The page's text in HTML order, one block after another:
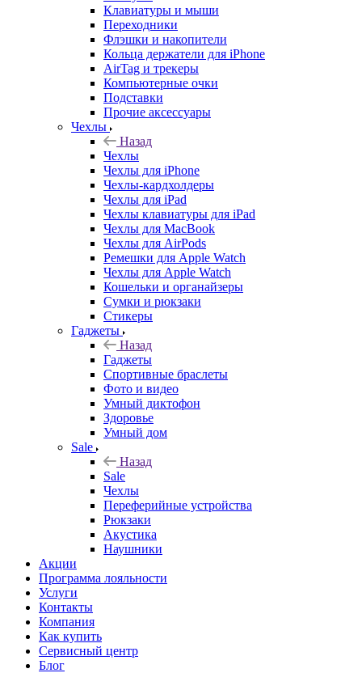
Клавиатуры и мыши
Переходники
Флэшки и накопители
Кольца держатели для iPhone
AirTag и трекеры
Компьютерные очки
Подставки
Прочие аксессуары
Чехлы
Назад
Чехлы
Чехлы для iPhone
Чехлы-кардхолдеры
Чехлы для iPad
Чехлы клавиатуры для iPad
Чехлы для MacBook
Чехлы для AirPods
Ремешки для Apple Watch
Чехлы для Apple Watch
Кошельки и органайзеры
Сумки и рюкзаки
Стикеры
Гаджеты
Назад
Гаджеты
Спортивные браслеты
Фото и видео
Умный диктофон
Здоровье
Умный дом
Sale
Назад
Sale
Чехлы
Переферийные устройства
Рюкзаки
Акустика
Наушники
Акции
Программа лояльности
Услуги
Контакты
Компания
Как купить
Сервисный центр
Блог